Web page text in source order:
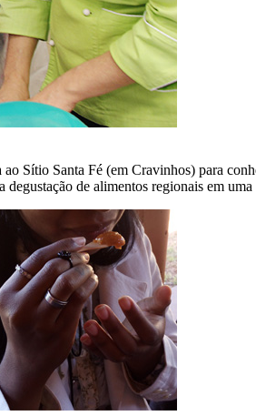
Sítio Santa Fé (em Cravinhos) para
de alimentos regionais em